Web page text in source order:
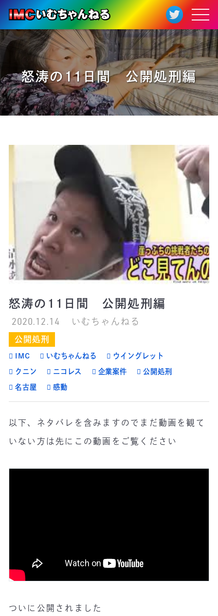
怒涛の11日間 公開処刑編
怒涛の11日間 公開処刑編
2020.12.14
いむちゃんねる
公開処刑
IMC いむちゃんねる ウイングレット
クニン ニコレス 企業案件 公開処刑
名古屋 感動
以下、ネタバレを含みますのでまだ動画を観て
いない方は先にこの動画をご覧ください
ついに公開されました